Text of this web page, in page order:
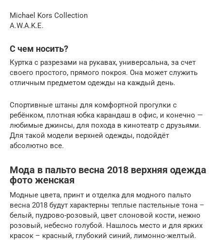
Michael Kors Collection
A.W.A.K.E.
С чем носить?
Куртка с разрезами на рукавах, универсальна, за счет
своего простого, прямого покроя. Она может служить
отличным предметом одежды на каждый день.
Спортивные штаны для комфортной прогулки с
ребёнком, плотная юбка карандаш в офис, и конечно —
любимые джинсы, для похода в кинотеатр с друзьями.
Для такой модели верхней одежды, подойдёт
абсолютно все.
Мода в пальто весна 2018 верхняя одежда
фото женская
Модные цвета, принт и отделка для модного пальто
весна 2018 будут характерны теплые пастельные тона –
белый, пудрово-розовый, цвет слоновой кости, нежно
розовый, небесно голубой. Нашлось место и для ярких
красок – красный, глубокий синий, лимонно-желтый.